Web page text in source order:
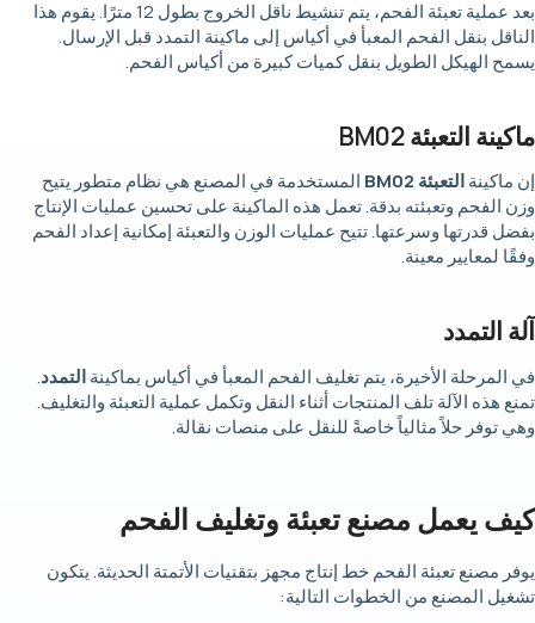
بعد عملية تعبئة الفحم، يتم تنشيط ناقل الخروج بطول 12 مترًا. يقوم هذا
الناقل بنقل الفحم المعبأ في أكياس إلى ماكينة التمدد قبل الإرسال.
يسمح الهيكل الطويل بنقل كميات كبيرة من أكياس الفحم.
ماكينة التعبئة BM02
إن ماكينةالتعبئة BM02
المستخدمة في المصنع هي نظام متطور يتيح
وزن الفحم وتعبئته بدقة. تعمل هذه الماكينة على تحسين عمليات الإنتاج
بفضل قدرتها وسرعتها. تتيح عمليات الوزن والتعبئة إمكانية إعداد الفحم
وفقًا لمعايير معينة.
آلة التمدد
في المرحلة الأخيرة، يتم تغليف الفحم المعبأ في أكياس بماكينةالتمدد.
تمنع هذه الآلة تلف المنتجات أثناء النقل وتكمل عملية التعبئة والتغليف.
وهي توفر حلاً مثالياً خاصةً للنقل على منصات نقالة.
كيف يعمل مصنع تعبئة وتغليف الفحم
يوفر مصنع تعبئة الفحم خط إنتاج مجهز بتقنيات الأتمتة الحديثة. يتكون
تشغيل المصنع من الخطوات التالية: